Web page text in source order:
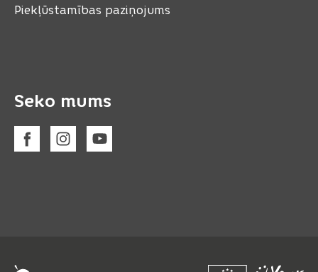
Piekļūstamības paziņojums
Seko mums